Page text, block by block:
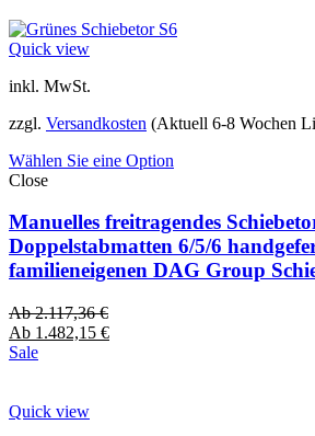
Quick view
inkl. MwSt.
zzgl. Versandkosten (Aktuell 6-8 Wochen
Wählen Sie eine Option
Close
Manuelles freitragendes
Doppelstabmatten 6/5/6
familieneigenen DAG Group
Ab2.117,36€
Ab 1.482,15 €
Sale
Quick view